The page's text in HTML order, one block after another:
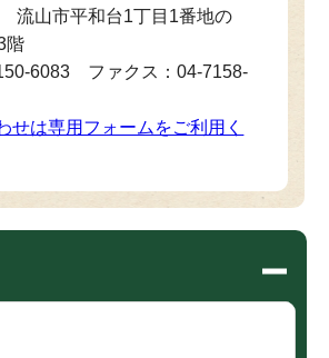
流山市平和台1丁目1番地の
階
6083 ファクス：04-7158-
せは専用フォームをご利用く